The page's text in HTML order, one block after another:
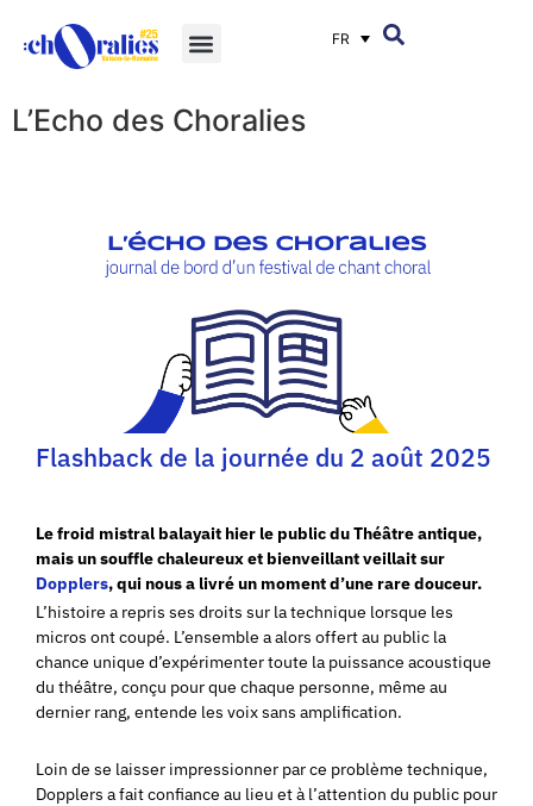
FR
L’Echo des Choralies
Flashback de la journée du 2 août 2025
Le froid mistral balayait hier le public du Théâtre antique,
mais un souffle chaleureux et bienveillant veillait sur
Dopplers, qui nous a livré un moment d’une rare douceur.
L’histoire a repris ses droits sur la technique lorsque les
micros ont coupé. L’ensemble a alors offert au public la
chance unique d’expérimenter toute la puissance acoustique
du théâtre, conçu pour que chaque personne, même au
dernier rang, entende les voix sans amplification.
Loin de se laisser impressionner par ce problème technique,
Dopplers a fait confiance au lieu et à l’attention du public pour